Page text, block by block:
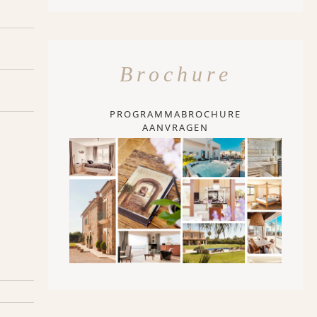
Brochure
PROGRAMMABROCHURE
AANVRAGEN